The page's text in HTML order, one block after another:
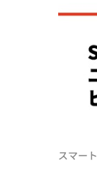
スマー